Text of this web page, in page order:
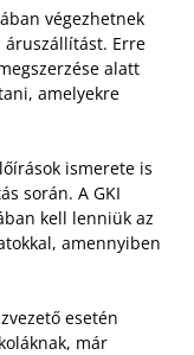
végezhetnek
áruszállítást. Erre
alatt
amelyekre
ismerete is
során. A GKI
kell lenniük az
amennyiben
esetén
már